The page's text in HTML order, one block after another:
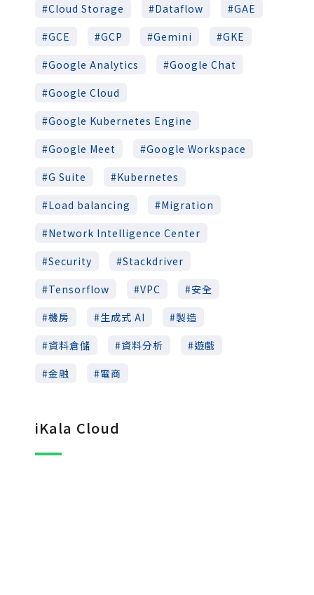
Cloud Storage
Dataflow
GAE
GCE
GCP Gemini
GKE
Google Analytics
Google Chat
Google Cloud
Google Kubernetes Engine
Google Meet
Google Workspace
G Suite
Kubernetes
Load balancing
Migration
Network Intelligence Center
Security
Stackdriver
Tensorflow
VPC
安全
機房
生成式 AI
製造
資料倉儲
資料分析
遊戲
金融
電商
iKala Cloud